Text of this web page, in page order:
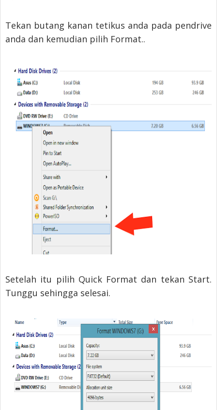
Tekan butang kanan tetikus anda pada pendrive
anda dan kemudian pilih Format..
Setelah itu pilih Quick Format dan tekan Start.
Tunggu sehingga selesai.